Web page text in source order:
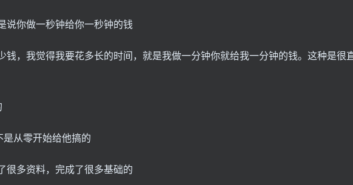
说你做一秒钟给你一秒钟的钱
钱，我觉得我要花多长的时间，就是我做一分钟你就给我一分钟的钱。这种是很
从零开始给他搞的
很多资料，完成了很多基础的